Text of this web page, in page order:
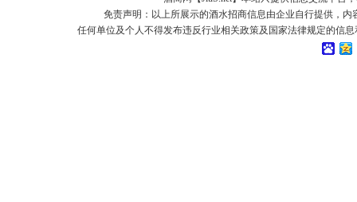
免责声明：以上所展示的酒水招商信息由企业自行提供，
任何单位及个人不得发布违反行业相关政策及国家法律规定的信